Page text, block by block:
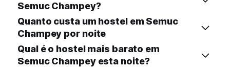
Semuc Champey?
Quanto custa um hostel em Semuc
Champey por noite
Qual é o hostel mais barato em
Semuc Champey esta noite?